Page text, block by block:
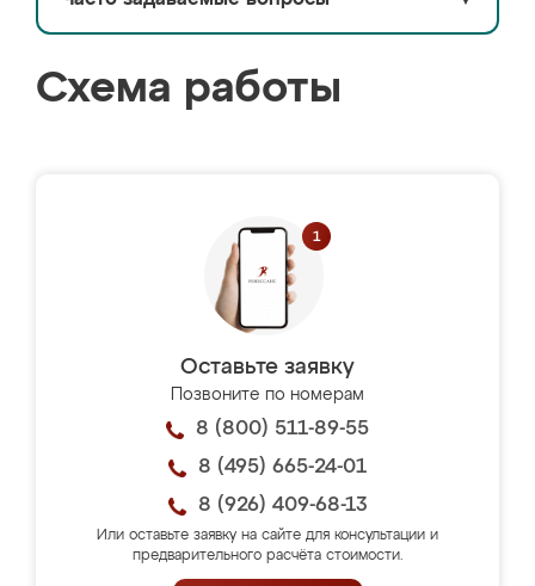
Схема работы
Оставьте заявку
Позвоните по номерам
8 (800) 511-89-55
8 (495) 665-24-01
8 (926) 409-68-13
Или оставьте заявку на сайте для консультации и
предварительного расчёта стоимости.